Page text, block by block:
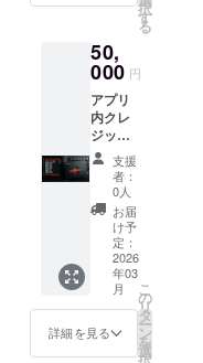
希望さ
れるお
名前を
ご記入
くださ
い アプ
リ提供
感謝の
メッ
セー
ジ：開
発チー
ムか
ら、心
からの
感謝
メッ
掲載方
字のみ
・注意
事項：
支援
時、必
ず備考
欄に掲
載を希
望され
るお名
前をご
記入く
ださい
装置の
処理が
優先的
に行わ
択
す
る
50,
000 円
アプリ
内クレ
ジット
（ex,ひ
とみす
ず）に
お名前
を大き
く掲載
・掲載
期間：
事業が
存続す
る限り
掲載 ・
支援
者：
0人
お届
け予
定：
2026
年03
月
詳細を見る
こ
の
リ
タ
ー
ン
を
選